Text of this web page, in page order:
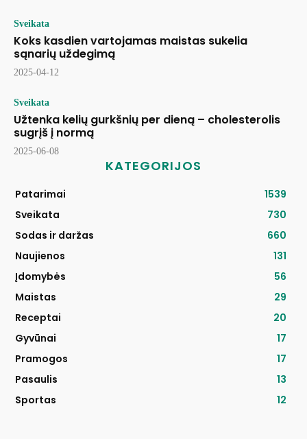
Sveikata
Koks kasdien vartojamas maistas sukelia
sąnarių uždegimą
2025-04-12
Sveikata
Užtenka kelių gurkšnių per dieną – cholesterolis
sugrįš į normą
2025-06-08
KATEGORIJOS
Patarimai
1539
Sveikata
730
Sodas ir daržas
660
Naujienos
131
Įdomybės
56
Maistas
29
Receptai
20
Gyvūnai
17
Pramogos
17
Pasaulis
13
Sportas
12